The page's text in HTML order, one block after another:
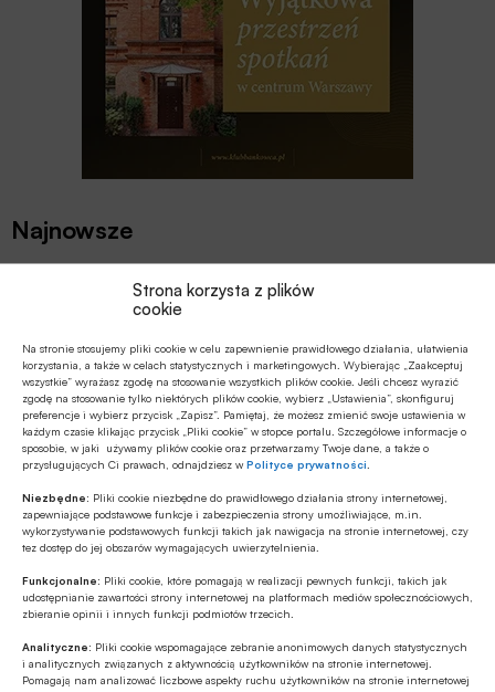
Strona korzysta z plików
cookie
Na stronie stosujemy pliki cookie w celu zapewnienie prawidłowego działania, ułatwienia
korzystania, a także w celach statystycznych i marketingowych. Wybierając „Zaakceptuj
wszystkie” wyrażasz zgodę na stosowanie wszystkich plików cookie. Jeśli chcesz wyrazić
zgodę na stosowanie tylko niektórych plików cookie, wybierz „Ustawienia”, skonfiguruj
preferencje i wybierz przycisk „Zapisz”. Pamiętaj, że możesz zmienić swoje ustawienia w
każdym czasie klikając przycisk „Pliki cookie” w stopce portalu. Szczegółowe informacje o
sposobie, w jaki używamy plików cookie oraz przetwarzamy Twoje dane, a także o
przysługujących Ci prawach, odnajdziesz wPolityce prywatności
Niezbędne: Pliki cookie niezbędne do prawidłowego działania strony internetowej,
zapewniające podstawowe funkcje i zabezpieczenia strony umożliwiające, m.in.
wykorzystywanie podstawowych funkcji takich jak nawigacja na stronie internetowej, czy
tez dostęp do jej obszarów wymagających uwierzytelnienia.
Funkcjonalne: Pliki cookie, które pomagają w realizacji pewnych funkcji, takich jak
udostępnianie zawartości strony internetowej na platformach mediów społecznościowych,
zbieranie opinii i innych funkcji podmiotów trzecich.
Analityczne: Pliki cookie wspomagające zebranie anonimowych danych statystycznych
i analitycznych związanych z aktywnością użytkowników na stronie internetowej.
Pomagają nam analizować liczbowe aspekty ruchu użytkowników na stronie internetowej
Najnowsze
MULTIMEDIA
Jakie są zalety fazy Discovery?
GOSPODARKA
W lipcu ’26 wzrosła stopa bezrobocia
w Polsce
GOSPODARKA
Efekt domina w gospodarce – firmy
szykują podwyżki, Polacy tną wydatki
Z RYNKU FINANSOWEGO
dolarów na odchudzanie pracowników